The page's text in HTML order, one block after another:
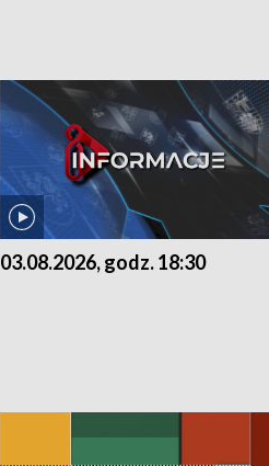
03.08.2026, godz. 18:30